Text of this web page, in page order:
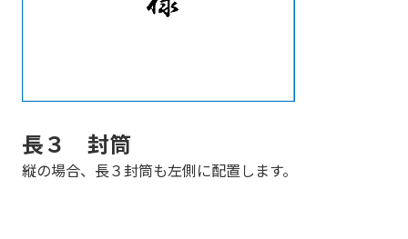
長３ 封筒
縦の場合、長３封筒も左側に配置します。